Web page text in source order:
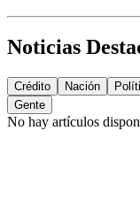
Noticias
Crédito Nación
Gente
No hay artículos